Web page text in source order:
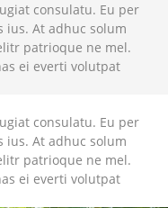
consulatu. Eu per
ius. At adhuc solum
patrioque ne mel.
ei everti volutpat
consulatu. Eu per
ius. At adhuc solum
patrioque ne mel.
ei everti volutpat